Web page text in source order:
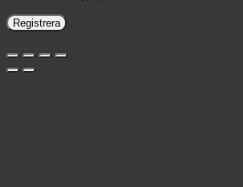
Registrera